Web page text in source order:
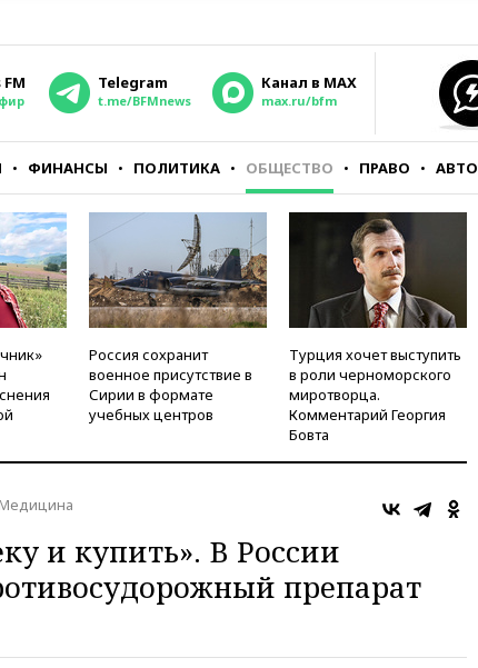
Telegram
t.me/BFMnews
Канал в MAX
max.ru/bfm
ФИНАНСЫ ПОЛИТИКА ОБЩЕСТВО ПРАВО АВТО
Россия сохранит
военное присутствие в
Сирии в формате
учебных центров
Турция хочет выступить
в роли черноморского
миротворца.
Комментарий Георгия
Бовта
Медицина
и купить». В России
препарат